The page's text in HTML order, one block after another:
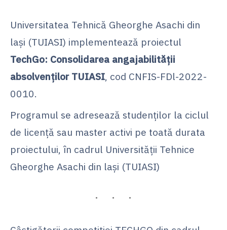
Universitatea Tehnică Gheorghe Asachi din
laşi (TUIASI) implementează proiectul
TechGo: Consolidarea angajabilităţii
absolvenţilor TUIASI, cod CNFIS-FDl-2022-
0010.
Programul se adresează studenţilor la ciclul
de licenţă sau master activi pe toată durata
proiectului, în cadrul Universităţii Tehnice
Gheorghe Asachi din laşi (TUIASI)